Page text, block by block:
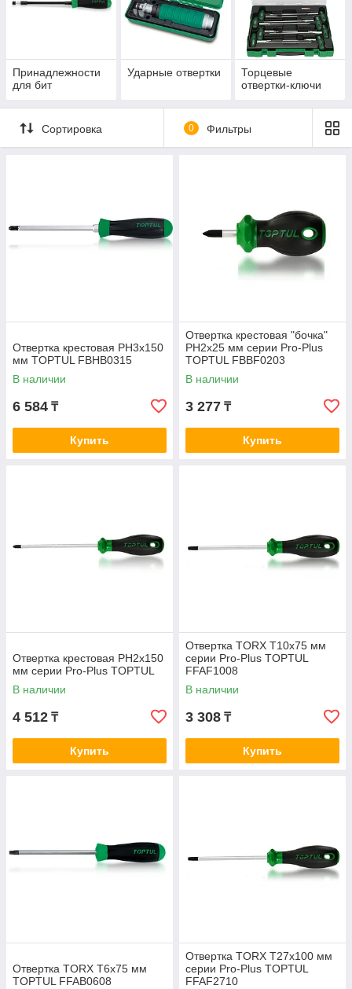
Принадлежности
для бит
Ударные отвертки
Торцевые
отвертки-ключи
Сортировка 0 Фильтры
Отвертка крестовая PH3x150
мм TOPTUL FBHB0315
В наличии
6 584 ₸
Купить
Отвертка крестовая "бочка"
PH2x25 мм серии Pro-Plus
TOPTUL FBBF0203
В наличии
3 277 ₸
Купить
Отвертка крестовая PH2x150
мм серии Pro-Plus TOPTUL
В наличии
4 512 ₸
Купить
Отвертка TORX T10x75 мм
серии Pro-Plus TOPTUL
FFAF1008
В наличии
3 308 ₸
Купить
Отвертка TORX T6х75 мм
TOPTUL FFAB0608
Отвертка TORX T27x100 мм
серии Pro-Plus TOPTUL
FFAF2710